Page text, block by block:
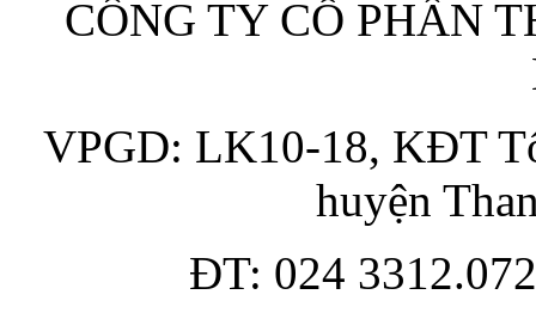
CÔNG TY CỔ PHẦN
VPGD: LK10-18, KĐT
huyện
ĐT: 024